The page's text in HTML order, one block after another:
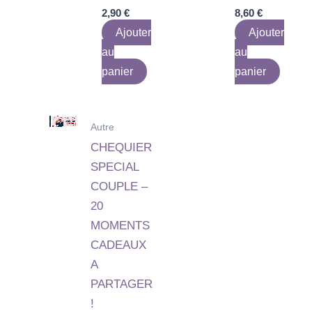
2,90€
Ajouter
au
panier
8,60 €
Ajouter
au
panier
Autre
CHEQUIER
SPECIAL
COUPLE –
20
MOMENTS
CADEAUX
A
PARTAGER
!